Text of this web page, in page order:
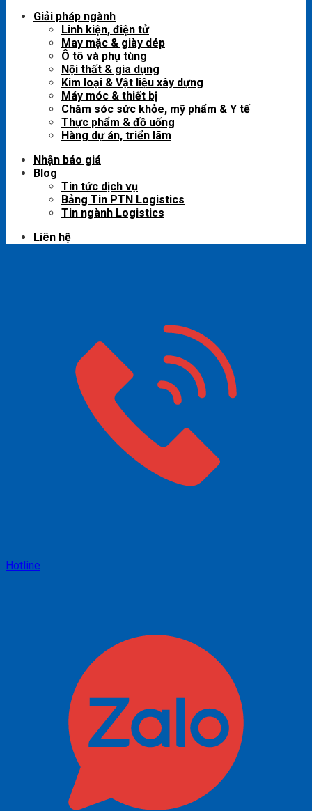
Giải pháp ngành
Linh kiện, điện tử
May mặc & giày dép
Ô tô và phụ tùng
Nội thất & gia dụng
Kim loại & Vật liệu xây dựng
Máy móc & thiết bị
Chăm sóc sức khỏe, mỹ phẩm & Y tế
Thực phẩm & đồ uống
Hàng dự án, triển lãm
Nhận báo giá
Blog
Tin tức dịch vụ
Bảng Tin PTN Logistics
Tin ngành Logistics
Liên hệ
Hotline